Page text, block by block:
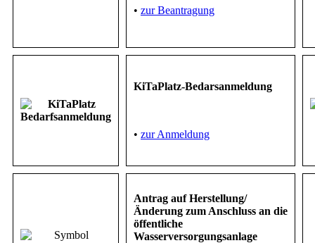
• zur Beantragung
KiTaPlatz-Bedarsanmeldung
• zur Anmeldung
Antrag auf Herstellung/
Änderung zum Anschluss an die
öffentliche
Wasserversorgungsanlage